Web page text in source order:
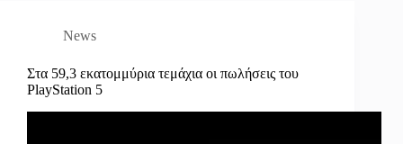
News
Στα 59,3 εκατομμύρια τεμάχια οι πωλήσεις του
PlayStation 5